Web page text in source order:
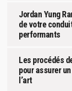
Jordan Yung
de votre
performants
Les procédés
pour assurer
l’art